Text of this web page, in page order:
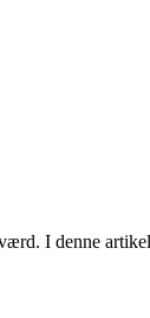
I denne